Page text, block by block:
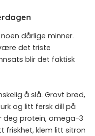
dårlige minner.
det triste
blir det faktisk
å slå. Grovt brød,
og litt fersk dill på
deg protein, omega-3
friskhet, klem litt sitron